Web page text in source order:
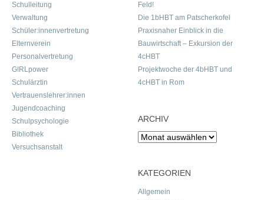
Schulleitung
Verwaltung
Schüler:innenvertretung
Elternverein
Personalvertretung
G!RLpower
Schulärztin
Vertrauenslehrer:innen
Jugendcoaching
Schulpsychologie
Bibliothek
Versuchsanstalt
Feld!
Die 1bHBT am Patscherkofel
Praxisnaher Einblick in die
Bauwirtschaft – Exkursion der
4cHBT
Projektwoche der 4bHBT und
4cHBT in Rom
ARCHIV
Archiv
KATEGORIEN
Allgemein